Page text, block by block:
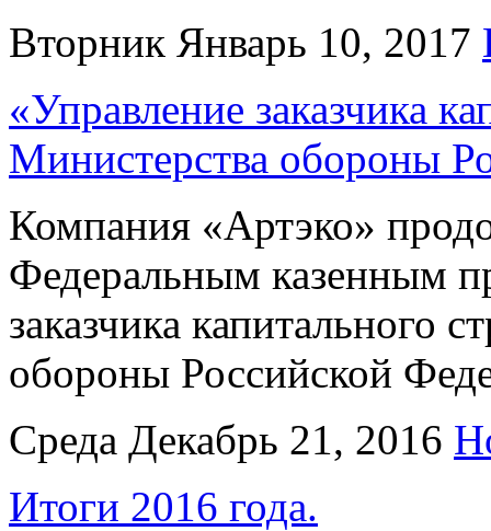
Вторник Январь 10, 2017
«Управление заказчика
Министерства обороны
Компания «Артэко»
Федеральным казенным
заказчика капитального
обороны Российской
Среда Декабрь 21, 2016
Итоги 2016 года.